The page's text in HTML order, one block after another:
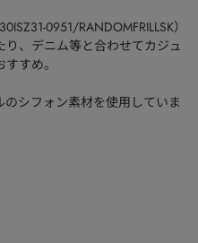
0951/RANDOMFRILLSK）
、デニム等と合わせてカジュ
すめ。
のシフォン素材を使用していま